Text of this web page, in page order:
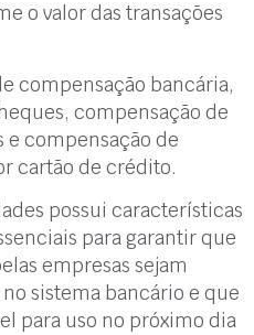
o valor das transações
compensação bancária,
compensação de
compensação de
cartão de crédito.
possui características
para garantir que
empresas sejam
sistema bancário e que
para uso no próximo dia